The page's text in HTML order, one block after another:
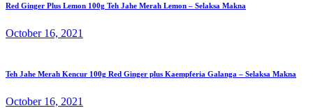
Red Ginger Plus Lemon 100g Teh Jahe Merah Lemon – Selaksa Makna
October 16, 2021
Teh Jahe Merah Kencur 100g Red Ginger plus Kaempferia Galanga – Selaksa Makna
October 16, 2021